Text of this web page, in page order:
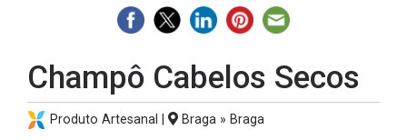
Champô Cabelos Secos
Produto Artesanal | Braga » Braga